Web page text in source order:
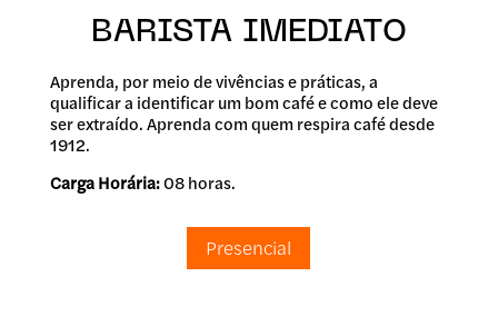
BARISTA IMEDIATO
Aprenda, por meio de vivências e práticas, a
qualificar a identificar um bom café e como ele deve
ser extraído. Aprenda com quem respira café desde
1912.
Carga Horária:08 horas.
Presencial